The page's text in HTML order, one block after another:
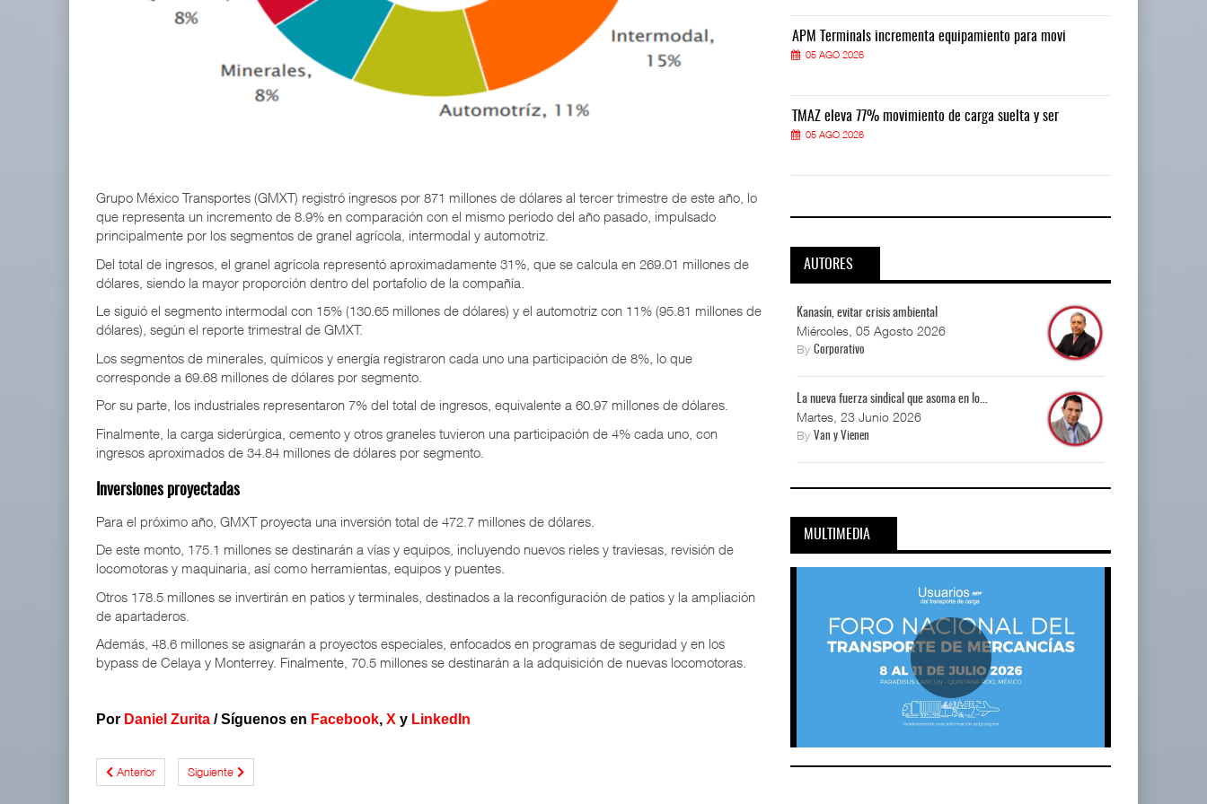
Grupo México Transportes (GMXT) registró ingresos por 871 millones de dólares al tercer trimestre de este año, lo
que representa un incremento de 8.9% en comparación con el mismo periodo del año pasado, impulsado
principalmente por los segmentos de granel agrícola, intermodal y automotriz.
Del total de ingresos, el granel agrícola representó aproximadamente 31%, que se calcula en 269.01 millones de
dólares, siendo la mayor proporción dentro del portafolio de la compañía.
Le siguió el segmento intermodal con 15% (130.65 millones de dólares) y el automotriz con 11% (95.81 millones de
dólares), según el reporte trimestral de GMXT.
Los segmentos de minerales, químicos y energía registraron cada uno una participación de 8%, lo que
corresponde a 69.68 millones de dólares por segmento.
Por su parte, los industriales representaron 7% del total de ingresos, equivalente a 60.97 millones de dólares.
Finalmente, la carga siderúrgica, cemento y otros graneles tuvieron una participación de 4% cada uno, con
ingresos aproximados de 34.84 millones de dólares por segmento.
Inversiones proyectadas
Para el próximo año, GMXT proyecta una inversión total de 472.7 millones de dólares.
De este monto, 175.1 millones se destinarán a vías y equipos, incluyendo nuevos rieles y traviesas, revisión de
locomotoras y maquinaria, así como herramientas, equipos y puentes.
Otros 178.5 millones se invertirán en patios y terminales, destinados a la reconfiguración de patios y la ampliación
de apartaderos.
Además, 48.6 millones se asignarán a proyectos especiales, enfocados en programas de seguridad y en los
bypass de Celaya y Monterrey. Finalmente, 70.5 millones se destinarán a la adquisición de nuevas locomotoras.
Por Daniel Zurita /Síguenos en Facebook, X y LinkedIn
Anterior Siguiente
APM Terminals incrementa equipamiento para movi APM Terminals incrementa equipamiento para movi
05 AGO 2026
TMAZ eleva 77% movimiento de carga suelta y ser
APM Terminals incrementa equipamiento para movi
05 AGO 2026
TMAZ eleva 77% movimiento de carga suelta y ser
05 AGO 2026
AUTORES
Kanasín, evitar crisis ambiental
Miércoles, 05 Agosto 2026
ByCorporativo
La nueva fuerza sindical que asoma en lo...
Martes, 23 Junio 2026
ByVan y Vienen
MULTIMEDIA